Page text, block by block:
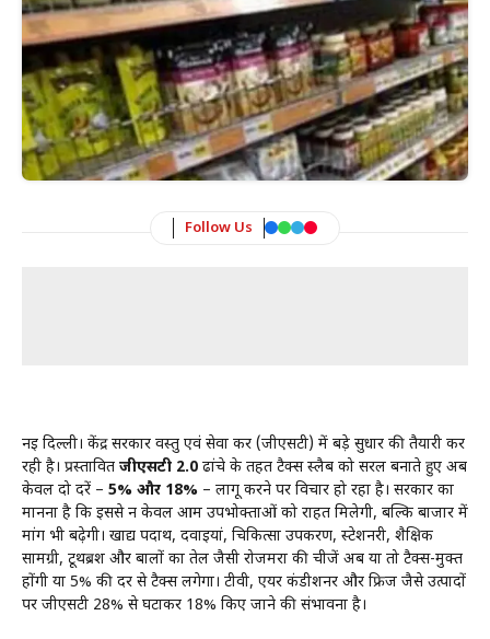
Follow Us
नई दिल्ली। केंद्र सरकार वस्तु एवं सेवा कर (जीएसटी) में बड़े सुधार की तैयारी कर
रही है। प्रस्तावित जीएसटी 2.0 ढांचे के तहत टैक्स स्लैब को सरल बनाते हुए अब
केवल दो दरें – 5% और 18% – लागू करने पर विचार हो रहा है। सरकार का
मानना है कि इससे न केवल आम उपभोक्ताओं को राहत मिलेगी, बल्कि बाजार में
मांग भी बढ़ेगी। खाद्य पदार्थ, दवाइयां, चिकित्सा उपकरण, स्टेशनरी, शैक्षिक
सामग्री, टूथब्रश और बालों का तेल जैसी रोजमर्रा की चीजें अब या तो टैक्स-मुक्त
होंगी या 5% की दर से टैक्स लगेगा। टीवी, एयर कंडीशनर और फ्रिज जैसे उत्पादों
पर जीएसटी 28% से घटाकर 18% किए जाने की संभावना है।